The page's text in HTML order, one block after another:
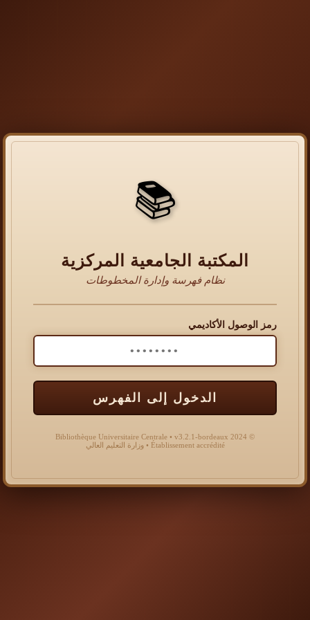
📚
المكتبة الجامعية المركزية
نظام فهرسة وإدارة المخطوطات
رمز الوصول الأكاديمي
الدخول إلى الفهرس
© 2024 Bibliothèque Universitaire Centrale • v3.2.1-bordeaux
Établissement accrédité • وزارة التعليم العالي